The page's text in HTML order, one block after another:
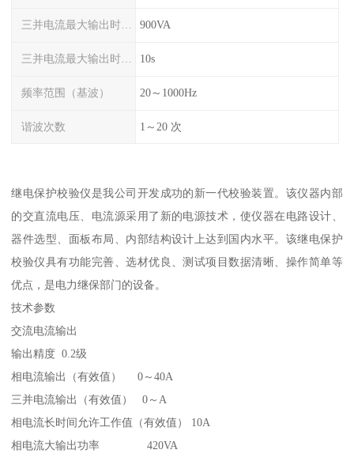
900VA
10s
频率范围（基波） 20～1000Hz
谐波次数 1～20 次
继电保护校验仪是我公司开发成功的新一代校验装置。该仪器内部
的交直流电压、电流源采用了新的电源技术，使仪器在电路设计、
器件选型、面板布局、内部结构设计上达到国内水平。该继电保护
校验仪具有功能完善、选材优良、测试项目数据清晰、操作简单等
优点，是电力继保部门的设备。
技术参数
交流电流输出
输出精度 0.2级
相电流输出（有效值） 0～40A
三并电流输出（有效值） 0～A
相电流长时间允许工作值（有效值） 10A
相电流大输出功率 420VA